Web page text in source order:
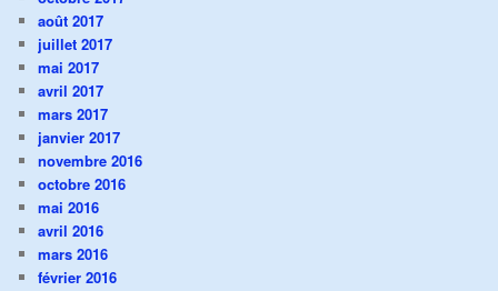
août 2017
juillet 2017
mai 2017
avril 2017
mars 2017
janvier 2017
novembre 2016
octobre 2016
mai 2016
avril 2016
mars 2016
février 2016